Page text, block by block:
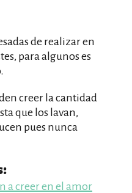
de realizar en
para algunos es
creer la cantidad
que los lavan,
pues nunca
a creer en el amor